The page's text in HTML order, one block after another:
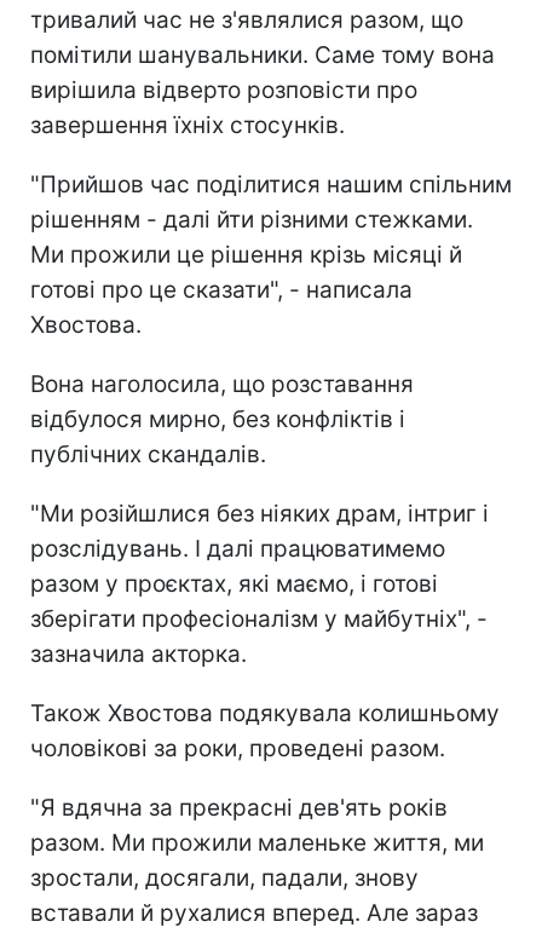
тривалий час не з'являлися разом, що
помітили шанувальники. Саме тому вона
вирішила відверто розповісти про
завершення їхніх стосунків.
"Прийшов час поділитися нашим спільним
рішенням - далі йти різними стежками.
Ми прожили це рішення крізь місяці й
готові про це сказати", - написала
Хвостова.
Вона наголосила, що розставання
відбулося мирно, без конфліктів і
публічних скандалів.
"Ми розійшлися без ніяких драм, інтриг і
розслідувань. І далі працюватимемо
разом у проєктах, які маємо, і готові
зберігати професіоналізм у майбутніх", -
зазначила акторка.
Також Хвостова подякувала колишньому
чоловікові за роки, проведені разом.
"Я вдячна за прекрасні дев'ять років
разом. Ми прожили маленьке життя, ми
зростали, досягали, падали, знову
вставали й рухалися вперед. Але зараз